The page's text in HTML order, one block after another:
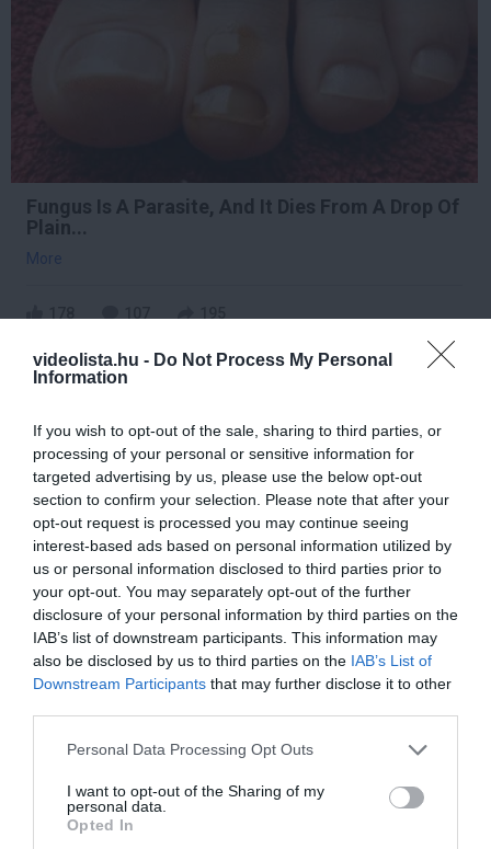
videolista.hu - Do Not Process My Personal
Information
If you wish to opt-out of the sale, sharing to third parties, or
processing of your personal or sensitive information for
targeted advertising by us, please use the below opt-out
section to confirm your selection. Please note that after your
opt-out request is processed you may continue seeing
interest-based ads based on personal information utilized by
us or personal information disclosed to third parties prior to
your opt-out. You may separately opt-out of the further
disclosure of your personal information by third parties on the
IAB’s list of downstream participants. This information may
also be disclosed by us to third parties on the IAB’s List of
Downstream Participants that may further disclose it to other
Please note that this website/app uses one or more Google
not limited to your visit or usage behaviour. You may click to
grant or deny consent to Google and its third-party tags to
use your data for below specified purposes in below Google
Personal Data Processing Opt Outs
I want to opt-out of the Sharing of my
personal data.
Opted In
Fungus Is A Parasite, And It Dies From A Drop Of
Plain...
More
Fungus Dries Up And Falls Off After The First
Use
151 63 151